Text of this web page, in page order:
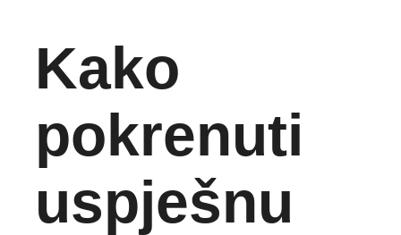
Kako
pokrenuti
uspješnu